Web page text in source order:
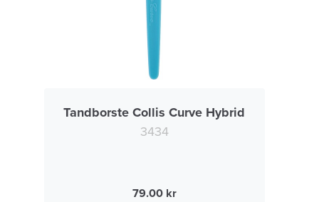
Tandborste Collis Curve Hybrid
3434
79.00